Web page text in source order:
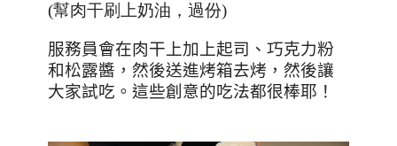
(幫肉干刷上奶油，過份)
服務員會在肉干上加上起司、巧克力粉
和松露醬，然後送進烤箱去烤，然後讓
大家試吃。這些創意的吃法都很棒耶！